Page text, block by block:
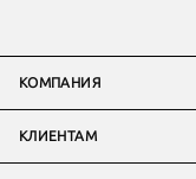
КОМПАНИЯ
КЛИЕНТАМ